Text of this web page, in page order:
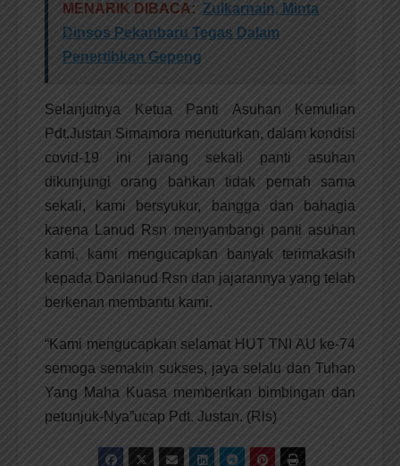
MENARIK DIBACA: Zulkarnain, Minta
Dinsos Pekanbaru Tegas Dalam
Penertibkan Gepeng
Selanjutnya Ketua Panti Asuhan Kemulian
Pdt.Justan Simamora menuturkan, dalam kondisi
covid-19 ini jarang sekali panti asuhan
dikunjungi orang bahkan tidak pernah sama
sekali, kami bersyukur, bangga dan bahagia
karena Lanud Rsn menyambangi panti asuhan
kami, kami mengucapkan banyak terimakasih
kepada Danlanud Rsn dan jajarannya yang telah
berkenan membantu kami.
“Kami mengucapkan selamat HUT TNI AU ke-74
semoga semakin sukses, jaya selalu dan Tuhan
Yang Maha Kuasa memberikan bimbingan dan
petunjuk-Nya”ucap Pdt. Justan. (Rls)